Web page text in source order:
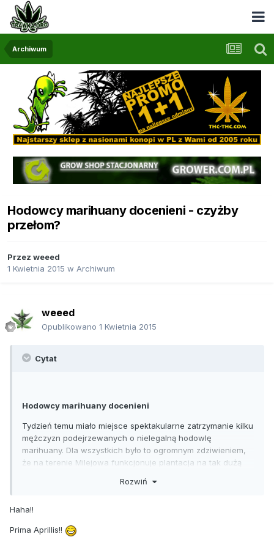
Archiwum
Hodowcy marihuany docenieni - czyżby
przełom?
Przez weeed
1 Kwietnia 2015 w Archiwum
weeed
Opublikowano 1 Kwietnia 2015
Cytat
Hodowcy marihuany docenieni
Tydzień temu miało miejsce spektakularne zatrzymanie kilku
mężczyzn podejrzewanych o nielegalną hodowlę
marihuany. Dla wszystkich było to ogromnym zdziwieniem,
że na terenie Milejowa funkcjonuje plantacja na tak dużą
prawdopodobieństwo, że plantatorzy niedługo wyjdą na
a jej ochroną zajmie się policja. Jak to możliwe?
Odpowiedzią jest marihuana lecznicza.
Rozwiń
Haha!!
Prima Aprillis!!